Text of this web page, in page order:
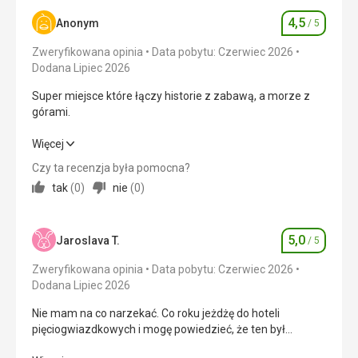
Okolica 4,0/ 5
Usługi
Cena 4,0
Plaża
Plaża hotelowa na wyciągnięcie ręki z barem i leżakami -
bajka widok na wysepkę i morze.
wszystkiego spróbować niestety....
Zakwaterowanie
Świeży w nowoczesnym stylu z dużym łóżkiem, balkon z
widokiem na basen i morze.
Usługi
Obsługa super, jak ktoś chce jest i tenis stołowy i dart i
Anonym Ocena
4,5 / 5
Zweryfikowana opinia
Data pobytu: Czerwiec 2026
Dodana Lipiec 2026
Super miejsce które łączy historie z zabawą, a morze z
górami.
Super miejsce które łączy historie z zabawą, a morze z
Wyżywienie
Okolica 4,0/ 5
Usługi
Cena
Więcej
Czy ta recenzja była pomocna?
tak(0) nie (0)
Jaroslava T. Ocena
5,0 / 5
Zweryfikowana opinia
Data pobytu: Czerwiec 2026
Dodana Lipiec 2026
Nie mam na co narzekać. Co roku jeżdżę do hoteli
pięciogwiazdkowych i mogę powiedzieć, że ten był